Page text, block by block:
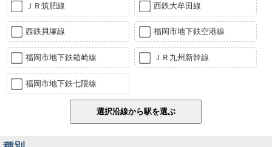
ＪＲ筑肥線 西鉄大牟田線
西鉄貝塚線 福岡市地下鉄空港線
福岡市地下鉄箱崎線 ＪＲ九州新幹線
福岡市地下鉄七隈線